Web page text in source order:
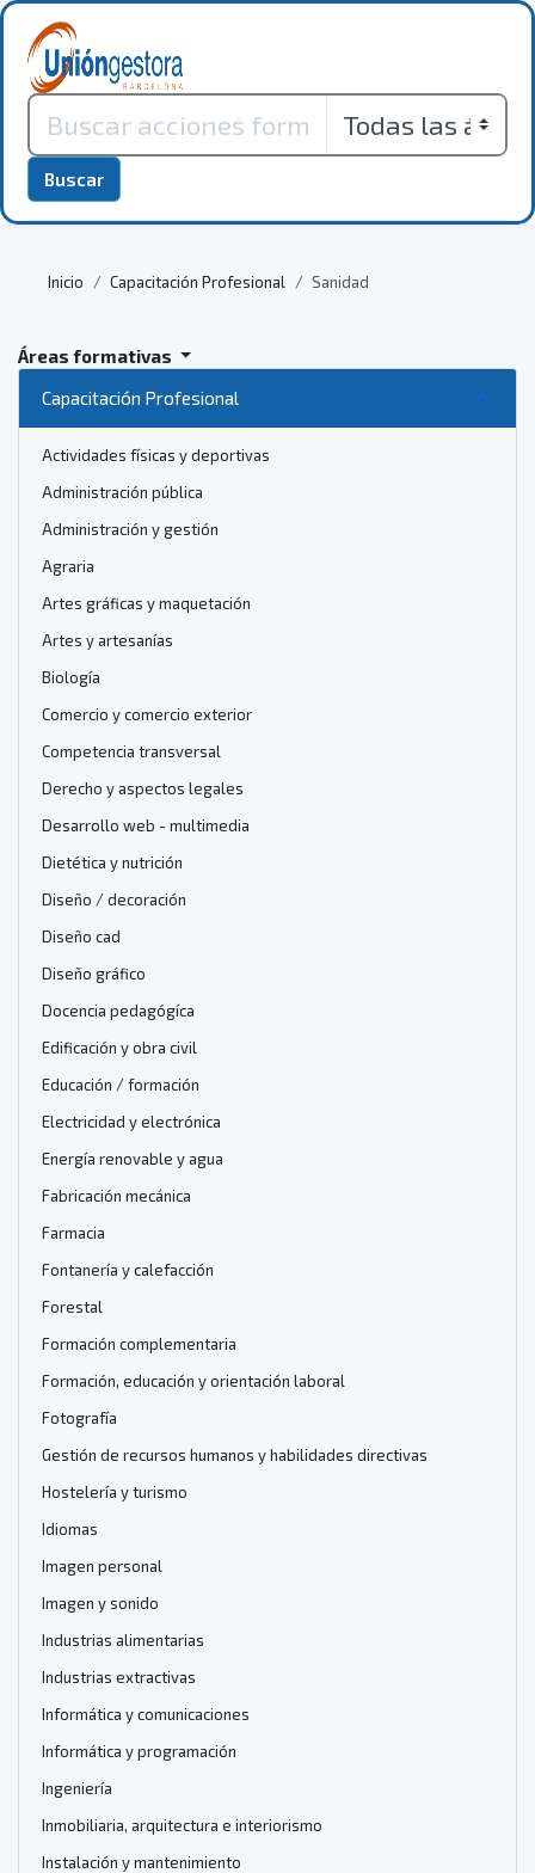
Buscar
Inicio Capacitación Profesional Sanidad
Áreas formativas
Capacitación Profesional
Actividades físicas y deportivas
Administración pública
Administración y gestión
Agraria
Artes gráficas y maquetación
Artes y artesanías
Biología
Comercio y comercio exterior
Competencia transversal
Derecho y aspectos legales
Desarrollo web - multimedia
Dietética y nutrición
Diseño / decoración
Diseño cad
Diseño gráfico
Docencia pedagógíca
Edificación y obra civil
Educación / formación
Electricidad y electrónica
Energía renovable y agua
Fabricación mecánica
Farmacia
Fontanería y calefacción
Forestal
Formación complementaria
Formación, educación y orientación laboral
Fotografía
Gestión de recursos humanos y habilidades directivas
Hostelería y turismo
Idiomas
Imagen personal
Imagen y sonido
Industrias alimentarias
Industrias extractivas
Informática y comunicaciones
Informática y programación
Ingeniería
Inmobiliaria, arquitectura e interiorismo
Instalación y mantenimiento